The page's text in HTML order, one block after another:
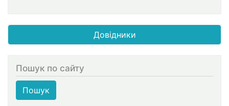
Довідники
Пошук по сайту
Пошук